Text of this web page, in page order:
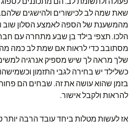
שאת שמה לב לכישורים ולהישגים
מהמשענת של הספה לאמצע הסלון שוב
הלכו. תצפי בילד בן שבע מתחרה עם
מסתובב כדי לראות אם שמת לב כמה
שלך מראה לך שיש מספיק אנרגיה
כשלילד יש בחירה לגבי התזמון
בזמן שהוא עושה את זה. שבחים הם
להראות ולקבל אישור.
אז לעשות מטלות ביחד עובד הרבה יותר